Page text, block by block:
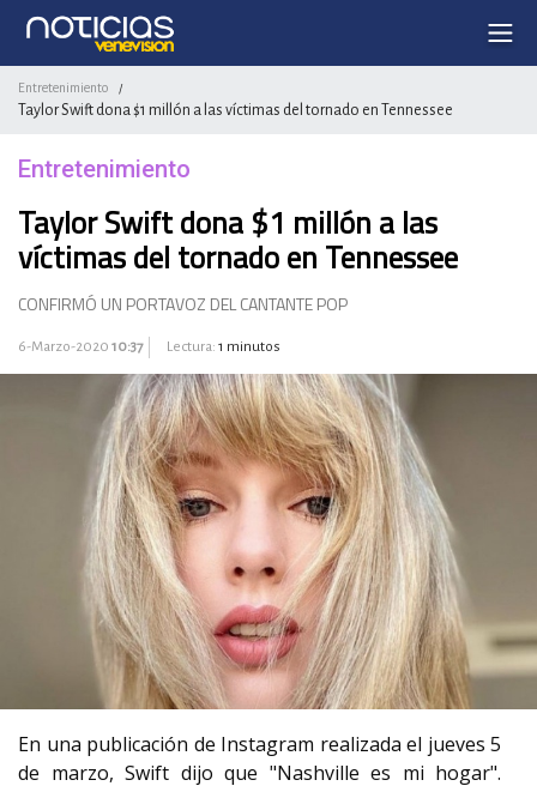
Entretenimiento /
Taylor Swift dona $1 millón a las víctimas del tornado en Tennessee
Entretenimiento
Taylor Swift dona $1 millón a las
víctimas del tornado en Tennessee
CONFIRMÓ UN PORTAVOZ DEL CANTANTE POP
6-Marzo-2020 10:37 Lectura: 1 minutos
En una publicación de Instagram realizada el jueves 5
de marzo, Swift dijo que "Nashville es mi hogar".